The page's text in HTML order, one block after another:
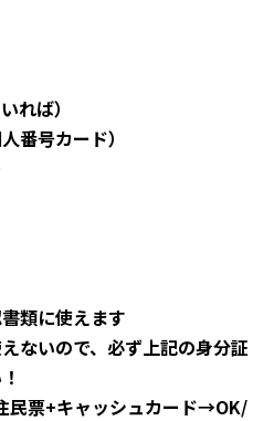
れば）
番号カード）
類に使えます
ないので、必ず上記の身分証
票+キャッシュカード→OK/